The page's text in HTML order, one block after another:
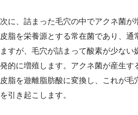
次に、詰まった毛穴の中でアクネ菌が
皮脂を栄養源とする常在菌であり、通
ますが、毛穴が詰まって酸素が少ない
発的に増殖します。アクネ菌が産生す
皮脂を遊離脂肪酸に変換し、これが毛
を引き起こします。